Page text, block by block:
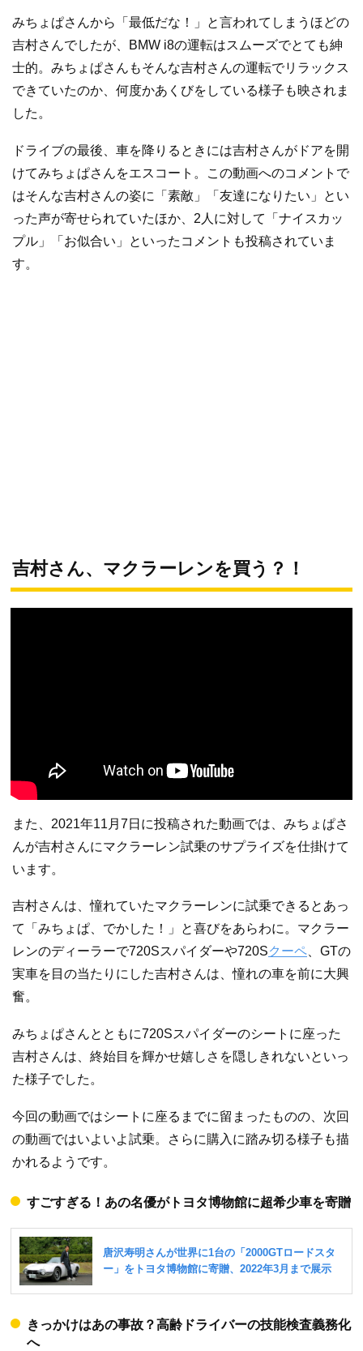
みちょぱさんから「最低だな！」と言われてしまうほどの
吉村さんでしたが、BMW i8の運転はスムーズでとても紳
士的。みちょぱさんもそんな吉村さんの運転でリラックス
できていたのか、何度かあくびをしている様子も映されま
した。
ドライブの最後、車を降りるときには吉村さんがドアを開
けてみちょぱさんをエスコート。この動画へのコメントで
はそんな吉村さんの姿に「素敵」「友達になりたい」とい
った声が寄せられていたほか、2人に対して「ナイスカッ
プル」「お似合い」といったコメントも投稿されていま
す。
吉村さん、マクラーレンを買う？！
また、2021年11月7日に投稿された動画では、みちょぱさ
んが吉村さんにマクラーレン試乗のサプライズを仕掛けて
います。
吉村さんは、憧れていたマクラーレンに試乗できるとあっ
て「みちょぱ、でかした！」と喜びをあらわに。マクラー
レンのディーラーで720Sスパイダーや720Sクーペ 、GTの
実車を目の当たりにした吉村さんは、憧れの車を前に大興
奮。
みちょぱさんとともに720Sスパイダーのシートに座った
吉村さんは、終始目を輝かせ嬉しさを隠しきれないといっ
た様子でした。
今回の動画ではシートに座るまでに留まったものの、次回
の動画ではいよいよ試乗。さらに購入に踏み切る様子も描
かれるようです。
すごすぎる！あの名優がトヨタ博物館に超希少車を寄贈
きっかけはあの事故？高齢ドライバーの技能検査義務化
へ